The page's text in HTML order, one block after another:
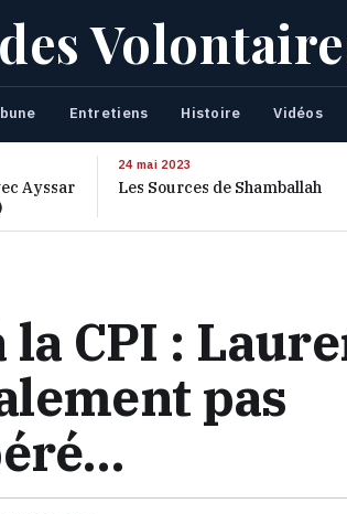
Entretiens Histoire Vidéos
Ayssar
24 mai 2023
Les Sources de Shamballah
CPI :
pas